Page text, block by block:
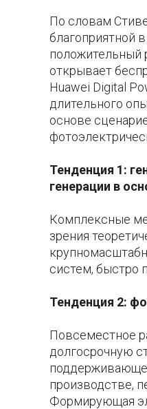
По словам
благоприятной
положительный
открывает
Huawei Digital
длительного
основе
Тенденция 1:
генерации в
Комплексные
зрения
систем, быстро
Тенденция 2:
Повсеместное
долгосрочную
производстве,
Формирующая